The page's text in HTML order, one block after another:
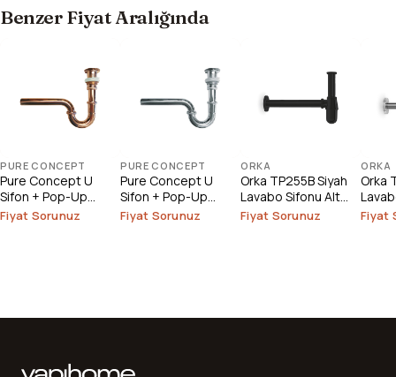
Benzer Fiyat Aralığında
PURE CONCEPT
Pure Concept U
Sifon + Pop-Up
Paslanmaz Rose
Fiyat Sorunuz
PURE CONCEPT
Pure Concept U
Sifon + Pop-Up
Paslanmaz Krom
Fiyat Sorunuz
ORKA
Orka TP255B Siyah
Lavabo Sifonu Alt
Grubu
Fiyat Sorunuz
ORKA
Orka
Grubu
Fiyat